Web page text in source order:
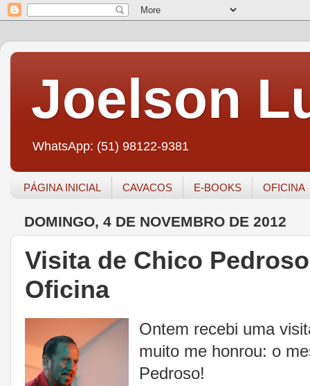
Joelson
WhatsApp: (51) 98122-9381
PÁGINA INICIAL CAVACOS E-BOOKS OFICINA
DOMINGO, 4 DE NOVEMBRO DE 2012
Visita de Chico
Oficina
Ontem recebi uma
muito me honrou: o
Pedroso!